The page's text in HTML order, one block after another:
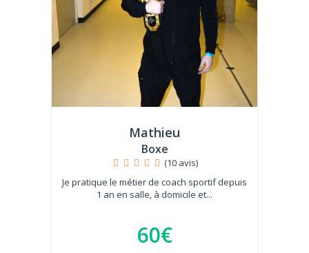
Mathieu
Boxe
(10 avis)
Je pratique le métier de coach sportif depuis
1 an en salle, à domicile et...
60€